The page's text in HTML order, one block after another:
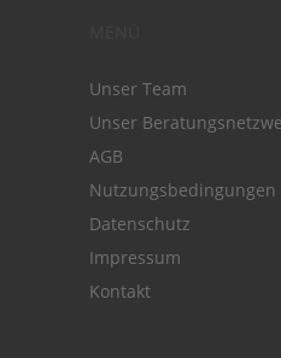
Unser Team
Unser
AGB
Nutzungsbedingungen
Datenschutz
Impressum
Kontakt